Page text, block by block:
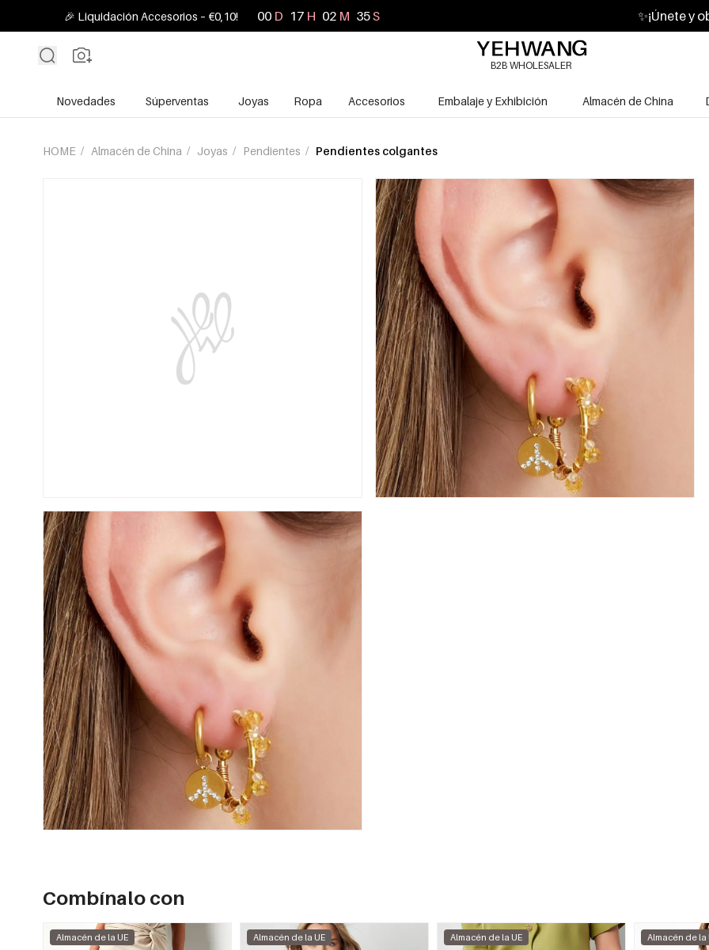
🎉 Liquidación Accesorios – €0,10! 00 D 17 H 02 M 34S ✨¡Únete y
B2B WHOLESALER
Novedades Súperventas Joyas Ropa Accesorios Embalaje y Exhibición Almacén de China
HOME / Almacén de China / Joyas / Pendientes / Pendientes colgantes
Combínalo con
Almacén de la UE Almacén de la UE Almacén de la UE Almacén de la